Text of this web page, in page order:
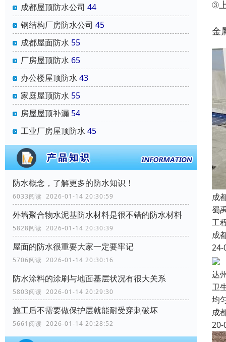
成都屋顶防水公司 44
钢结构厂房防水公司 45
成都屋面防水 55
厂房屋顶防水 65
办公楼屋顶防水 43
家庭屋顶防水 55
房屋屋顶补漏 54
工业厂房屋顶防水 45
防水概念，了解更多的防水知识！
6033阅读 2026-01-14 20:30:59
外墙聚合物水泥基防水材料是很不错的防水材料
5828阅读 2026-01-14 20:30:39
屋面的防水很重要大家一定要牢记
5706阅读 2026-01-14 20:30:16
防水涂料的涂刷与地面基层状况有很大关系
5803阅读 2026-01-14 20:29:30
施工后不需要做保护层就能耐受穿刺破坏
5661阅读 2026-01-14 20:28:52
③
金
成
蜀
工
成
24-
达
卫
均
成
20-